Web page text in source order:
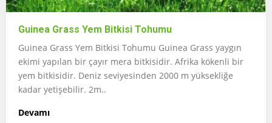
Guinea Grass Yem Bitkisi Tohumu
Guinea Grass Yem Bitkisi Tohumu Guinea Grass yaygın
ekimi yapılan bir çayır mera bitkisidir. Afrika kökenli bir
yem bitkisidir. Deniz seviyesinden 2000 m yüksekliğe
kadar yetişebilir. 2m..
Devamı